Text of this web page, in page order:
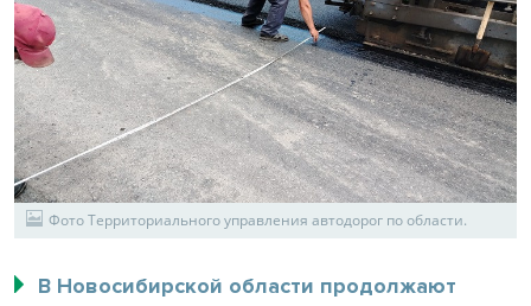
Фото Территориального управления автодорог по области.
В Новосибирской области продолжают